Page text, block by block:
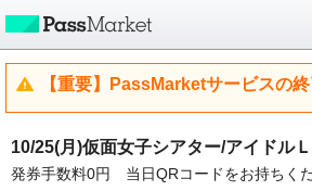
【重要】PassMarketサービスの
10/25(月)仮面女子シアター/アイドル
発券手数料0円 当日QRコードをお持ちく